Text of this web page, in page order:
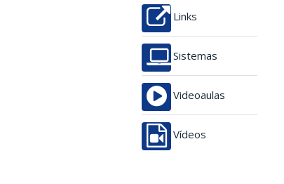
Links
Sistemas
Videoaulas
Vídeos